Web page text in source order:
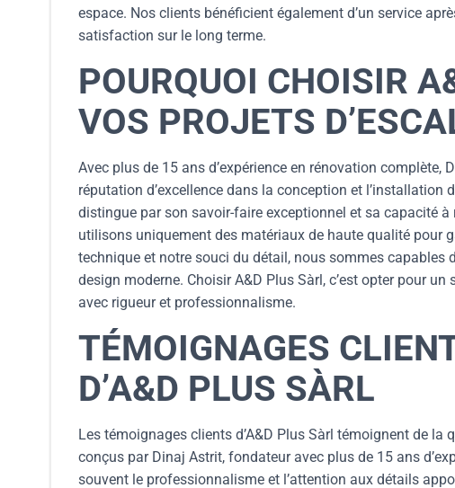
espace. Nos clients bénéficient également d’un service
satisfaction sur le long terme.
POURQUOI CHOISIR
VOS PROJETS
Avec plus de 15 ans d’expérience en rénovation complète,
réputation d’excellence dans la conception et l’installation
distingue par son savoir-faire exceptionnel et sa capacité
utilisons uniquement des matériaux de haute qualité pour
technique et notre souci du détail, nous sommes
design moderne. Choisir A&D Plus Sàrl, c’est opter pour
avec rigueur et professionnalisme.
TÉMOIGNAGES
D’A&D PLUS SÀRL
Les témoignages clients d’A&D Plus Sàrl témoignent de
conçus par Dinaj Astrit, fondateur avec plus de 15 ans
souvent le professionnalisme et l’attention aux détails